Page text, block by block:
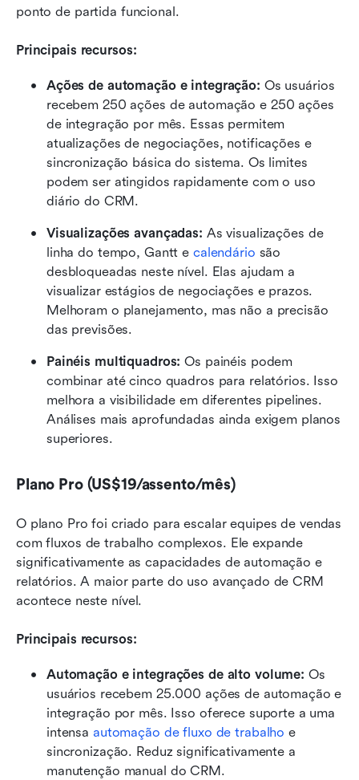
ponto de partida funcional.
Principais recursos:
Ações de automação e integração: Os usuários
recebem 250 ações de automação e 250 ações
de integração por mês. Essas permitem
atualizações de negociações, notificações e
sincronização básica do sistema. Os limites
podem ser atingidos rapidamente com o uso
diário do CRM.
Visualizações avançadas: As visualizações de
linha do tempo, Gantt e calendário são
desbloqueadas neste nível. Elas ajudam a
visualizar estágios de negociações e prazos.
Melhoram o planejamento, mas não a precisão
das previsões.
Painéis multiquadros: Os painéis podem
combinar até cinco quadros para relatórios. Isso
melhora a visibilidade em diferentes pipelines.
Análises mais aprofundadas ainda exigem planos
superiores.
Plano Pro (US$19/assento/mês)
O plano Pro foi criado para escalar equipes de vendas
com fluxos de trabalho complexos. Ele expande
significativamente as capacidades de automação e
relatórios. A maior parte do uso avançado de CRM
acontece neste nível.
Principais recursos:
Automação e integrações de alto volume: Os
usuários recebem 25.000 ações de automação e
integração por mês. Isso oferece suporte a uma
intensa automação de fluxo de trabalho e
sincronização. Reduz significativamente a
manutenção manual do CRM.